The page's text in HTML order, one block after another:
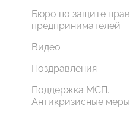
Бюро по защите прав
предпринимателей
Видео
Поздравления
Поддержка МСП.
Антикризисные меры